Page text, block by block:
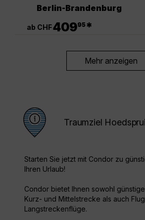
Berlin-Brandenburg
ab CHF40995*
Mehr anzeigen
Traumziel
Starten Sie jetzt mit Condor zu
Ihren Urlaub!
Condor bietet Ihnen sowohl
Kurz- und Mittelstrecke als auch
Langstreckenflüge.